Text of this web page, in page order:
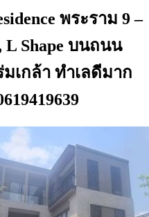
พระราม 9 –
Shape บนถนน
เกล้า ทำเลดีมาก